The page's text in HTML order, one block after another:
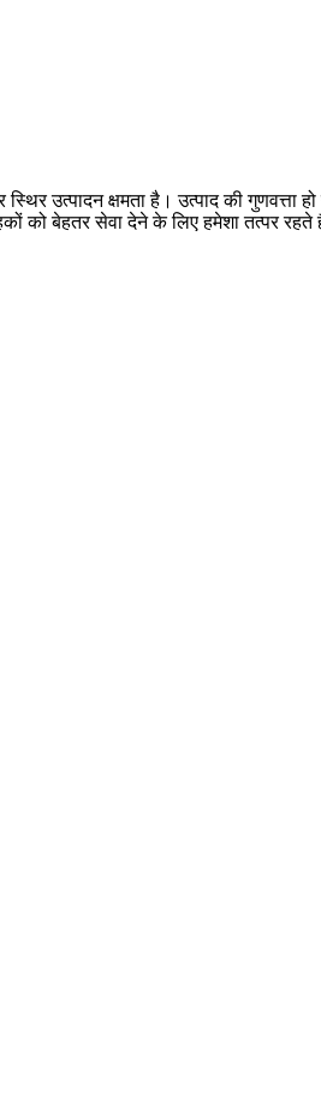
उत्पादन क्षमता है। उत्पाद की
को बेहतर सेवा देने के लिए हमेशा तत्पर